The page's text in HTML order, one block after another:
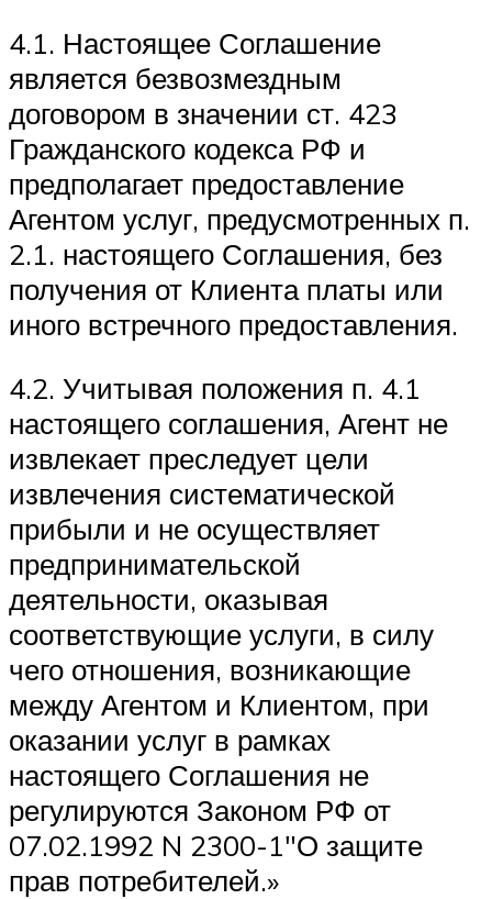
4.1. Настоящее Соглашение
является безвозмездным
договором в значении ст. 423
Гражданского кодекса РФ и
предполагает предоставление
Агентом услуг, предусмотренных п.
2.1. настоящего Соглашения, без
получения от Клиента платы или
иного встречного предоставления.
4.2. Учитывая положения п. 4.1
настоящего соглашения, Агент не
извлекает преследует цели
извлечения систематической
прибыли и не осуществляет
предпринимательской
деятельности, оказывая
соответствующие услуги, в силу
чего отношения, возникающие
между Агентом и Клиентом, при
оказании услуг в рамках
настоящего Соглашения не
регулируются Законом РФ от
07.02.1992 N 2300-1″О защите
прав потребителей.»